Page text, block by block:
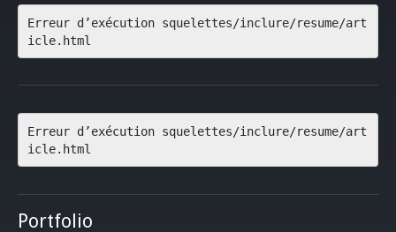
Erreur d’exécution squelettes/inclure/resume/art
icle.html
Erreur d’exécution squelettes/inclure/resume/art
icle.html
Portfolio